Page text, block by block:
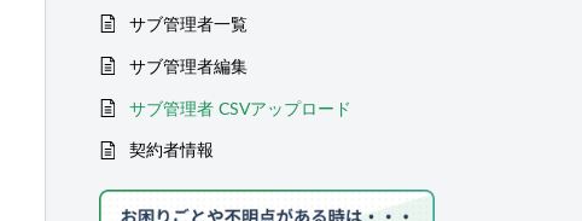
サブ管理者一覧
サブ管理者編集
サブ管理者 CSVアップロード
契約者情報